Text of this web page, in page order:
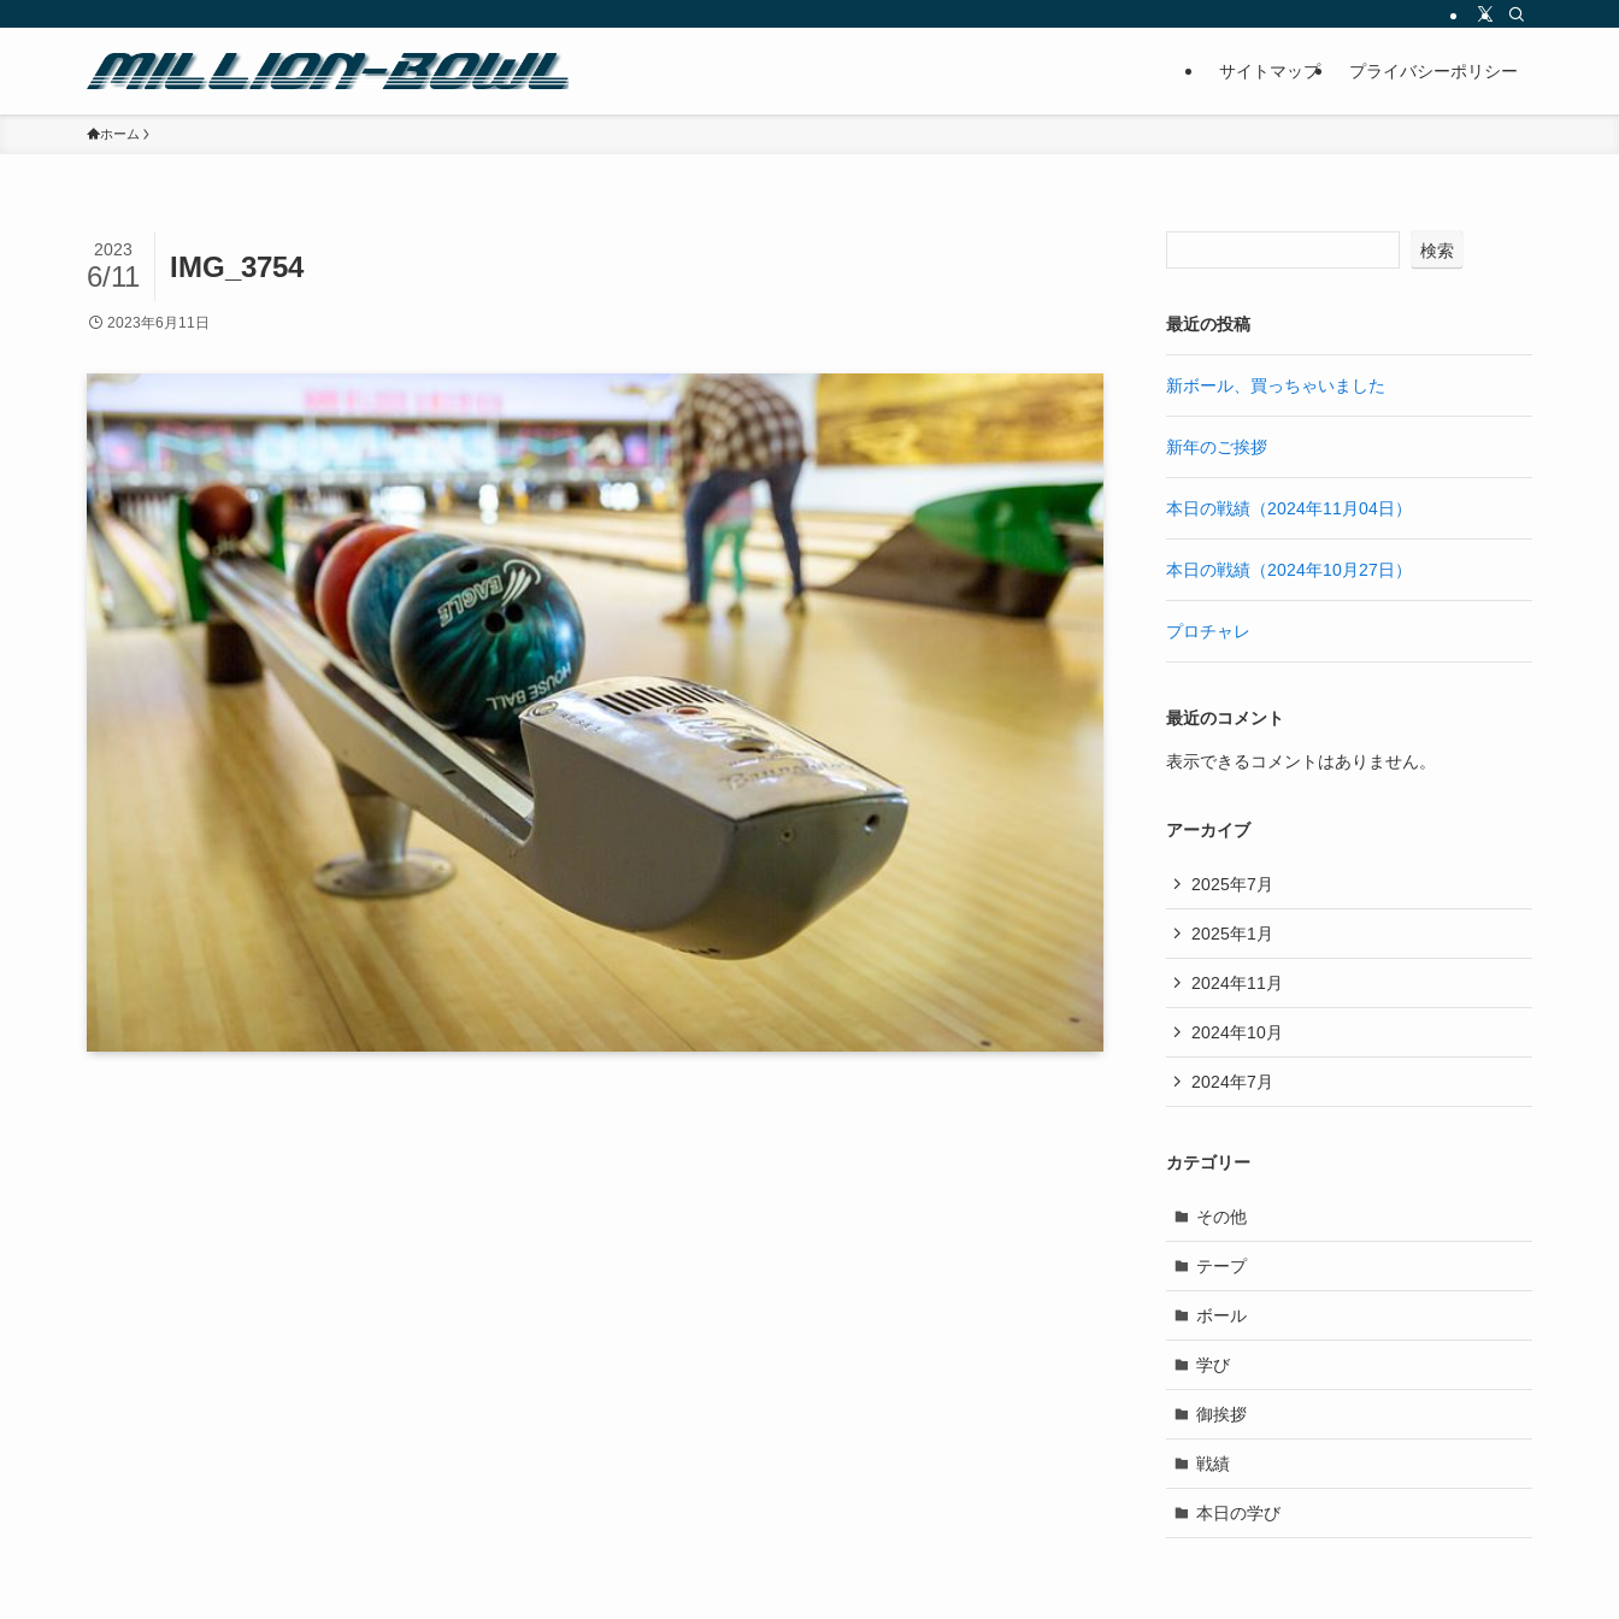
サイトマップ プライバシーポリシー
ホーム
IMG_3754
2023
6/11
2023年6月11日
検索
最近の投稿
新ボール、買っちゃいました
新年のご挨拶
本日の戦績（2024年11月04日）
本日の戦績（2024年10月27日）
プロチャレ
最近のコメント
表示できるコメントはありません。
アーカイブ
2025年7月
2025年1月
2024年11月
2024年10月
2024年7月
カテゴリー
その他
テープ
ボール
学び
御挨拶
戦績
本日の学び